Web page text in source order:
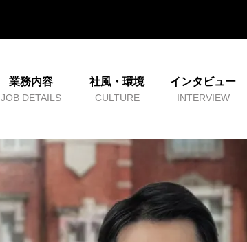
業務内容
JOB DETAILS
社風・環境
CULTURE
インタビュー
INTERVIEW